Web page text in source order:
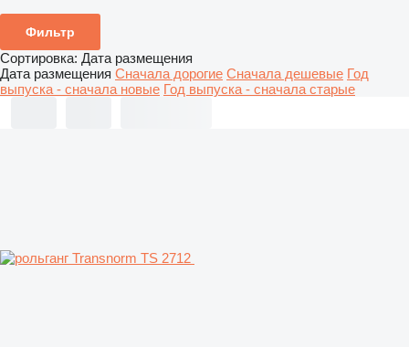
Фильтр
Сортировка: Дата размещения
Дата размещения Сначала дорогие Сначала дешевые Год
выпуска - сначала новые Год выпуска - сначала старые